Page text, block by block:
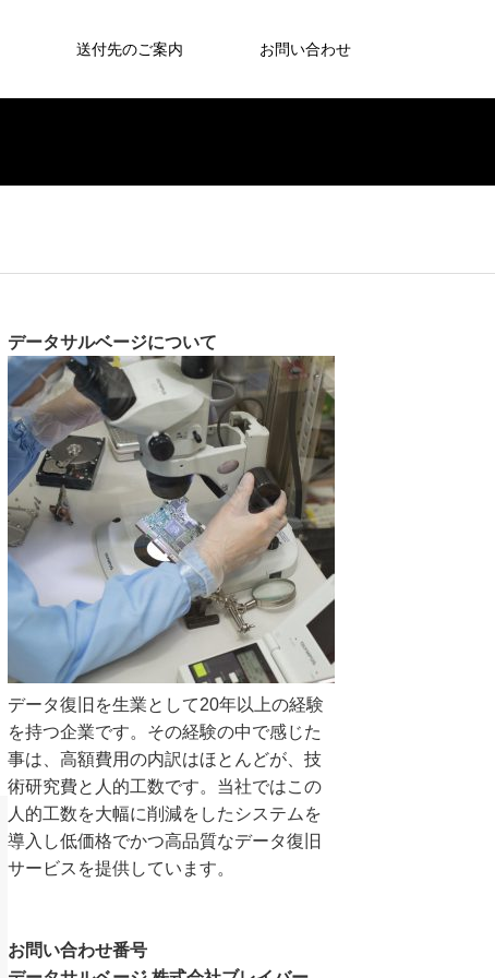
送付先のご案内 お問い合わせ
データサルベージについて
データ復旧を生業として20年以上の経験
を持つ企業です。その経験の中で感じた
事は、高額費用の内訳はほとんどが、技
術研究費と人的工数です。当社ではこの
人的工数を大幅に削減をしたシステムを
導入し低価格でかつ高品質なデータ復旧
サービスを提供しています。
お問い合わせ番号